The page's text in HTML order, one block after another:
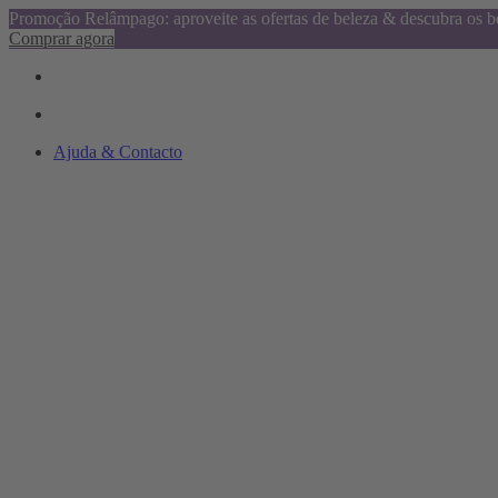
Promoção Relâmpago: aproveite as ofertas de beleza & descubra os
Comprar agora
Ajuda & Contacto